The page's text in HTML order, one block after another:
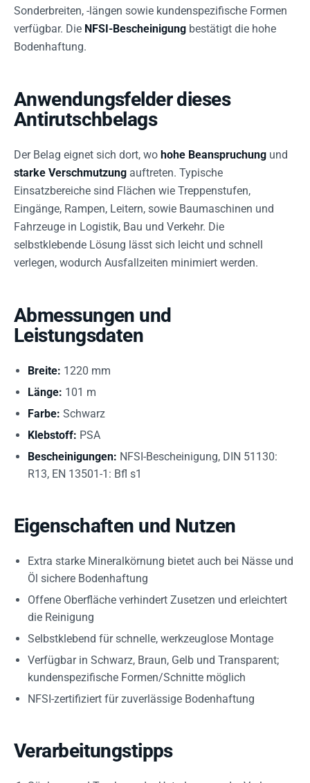
Sonderbreiten, -längen sowie kundenspezifische Formen
verfügbar. Die NFSI-Bescheinigung bestätigt die hohe
Bodenhaftung.
Anwendungsfelder dieses
Antirutschbelags
Der Belag eignet sich dort, wo hohe Beanspruchung und
starke Verschmutzung auftreten. Typische
Einsatzbereiche sind Flächen wie Treppenstufen,
Eingänge, Rampen, Leitern, sowie Baumaschinen und
Fahrzeuge in Logistik, Bau und Verkehr. Die
selbstklebende Lösung lässt sich leicht und schnell
verlegen, wodurch Ausfallzeiten minimiert werden.
Abmessungen und
Leistungsdaten
Breite: 1220 mm
Länge: 101 m
Farbe: Schwarz
Klebstoff: PSA
Bescheinigungen: NFSI-Bescheinigung, DIN 51130:
R13, EN 13501-1: Bfl s1
Eigenschaften und Nutzen
Extra starke Mineralkörnung bietet auch bei Nässe und
Öl sichere Bodenhaftung
Offene Oberfläche verhindert Zusetzen und erleichtert
die Reinigung
Selbstklebend für schnelle, werkzeuglose Montage
Verfügbar in Schwarz, Braun, Gelb und Transparent;
kundenspezifische Formen/Schnitte möglich
NFSI-zertifiziert für zuverlässige Bodenhaftung
Verarbeitungstipps